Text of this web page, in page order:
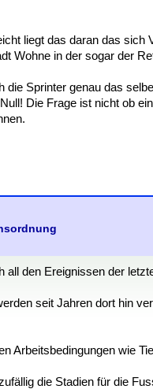
liegt das daran das
Wohne in der sogar der
Sprinter genau das
Die Frage ist nicht ob
all den Ereignissen der
seit Jahren dort hin
Arbeitsbedingungen wie
die Stadien für die